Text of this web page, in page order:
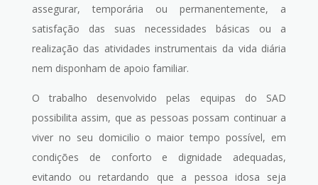
assegurar, temporária ou permanentemente, a
satisfação das suas necessidades básicas ou a
realização das atividades instrumentais da vida diária
nem disponham de apoio familiar.
O trabalho desenvolvido pelas equipas do SAD
possibilita assim, que as pessoas possam continuar a
viver no seu domicilio o maior tempo possível, em
condições de conforto e dignidade adequadas,
evitando ou retardando que a pessoa idosa seja